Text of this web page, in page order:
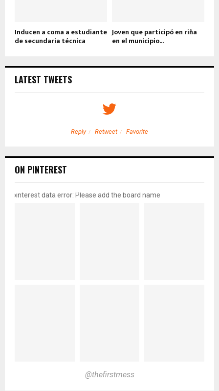
Inducen a coma a estudiante
de secundaria técnica
Joven que participó en riña
en el municipio...
LATEST TWEETS
Reply Retweet Favorite
ON PINTEREST
pinterest data error: Please add the board name
@thefirstmess